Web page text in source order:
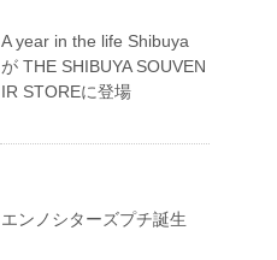
A year in the life Shibuya
が THE SHIBUYA SOUVEN
IR STOREに登場
エンノシターズプチ誕生